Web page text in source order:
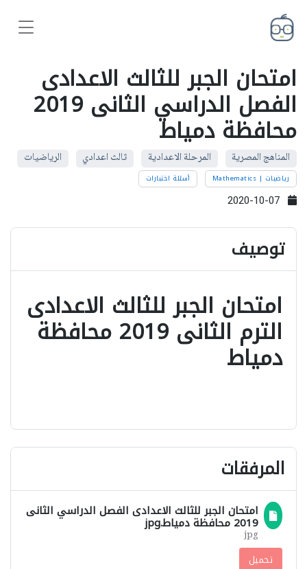
امتحان الجبر للثالث الاعدادى
الفصل الدراسي الثانى 2019
محافظة دمياط
المناهج المصرية المرحلة الاعدادية ثالث اعدادي الرياضيات
رياضيات | Mathematics أسئلة اختبارات
توصيف
امتحان الجبر للثالث الاعدادى
الترم الثانى 2019 محافظة
دمياط
المرفقات
امتحان الجبر للثالث الاعدادى الفصل الدراسي الثانى
2019 محافظة دمياط.jpg
jpg
تحميل